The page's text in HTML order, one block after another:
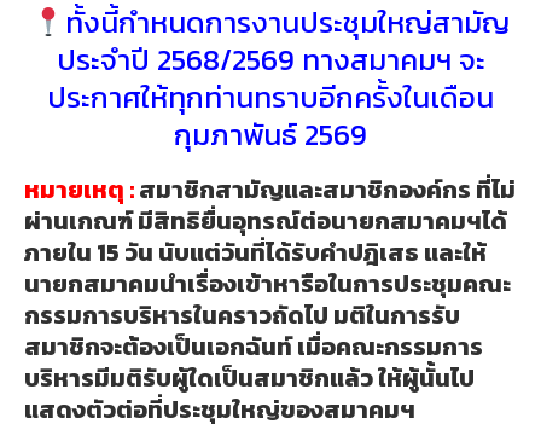
ทั้งนี้กำหนดการงานประชุมใหญ่สามัญ
ประจำปี 2568/2569 ทางสมาคมฯ จะ
ประกาศให้ทุกท่านทราบอีกครั้งในเดือน
กุมภาพันธ์ 2569
หมายเหตุ :สมาชิกสามัญและสมาชิกองค์กร ที่ไม่
ผ่านเกณฑ์ มีสิทธิยื่นอุทรณ์ต่อนายกสมาคมฯได้
ภายใน 15 วัน นับแต่วันที่ได้รับคำปฎิเสธ และให้
นายกสมาคมนำเรื่องเข้าหารือในการประชุมคณะ
กรรมการบริหารในคราวถัดไป มติในการรับ
สมาชิกจะต้องเป็นเอกฉันท์ เมื่อคณะกรรมการ
บริหารมีมติรับผู้ใดเป็นสมาชิกแล้ว ให้ผู้นั้นไป
แสดงตัวต่อที่ประชุมใหญ่ของสมาคมฯ